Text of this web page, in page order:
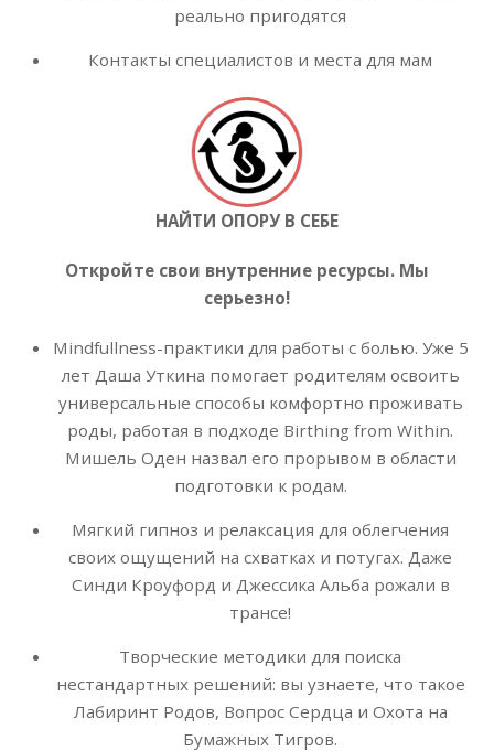
реально пригодятся
Контакты специалистов и места для мам
НАЙТИ ОПОРУ В СЕБЕ
Откройте свои внутренние ресурсы. Мы
серьезно!
Mindfullness-практики для работы с болью. Уже 5
лет Даша Уткина помогает родителям освоить
универсальные способы комфортно проживать
роды, работая в подходе Birthing from Within.
Мишель Оден назвал его прорывом в области
подготовки к родам.
Мягкий гипноз и релаксация для облегчения
своих ощущений на схватках и потугах. Даже
Синди Кроуфорд и Джессика Альба рожали в
трансе!
Творческие методики для поиска
нестандартных решений: вы узнаете, что такое
Лабиринт Родов, Вопрос Сердца и Охота на
Бумажных Тигров.